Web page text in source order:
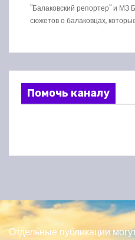
"Балаковский репортер" и МЗ
сюжетов о балаковцах,
Помочь каналу
Отдельные публикации